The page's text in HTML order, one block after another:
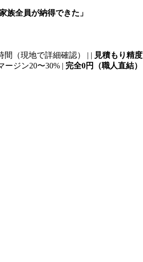
族全員が納得できた」
間（現地で詳細確認） | | 見積もり精度
ージン20〜30% | 完全0円（職人直結）